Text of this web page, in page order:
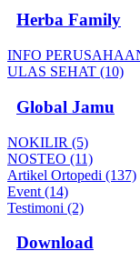
Herba Family
INFO
ULAS SEHAT (10)
Global Jamu
NOKILIR (5)
NOSTEO (11)
Artikel Ortopedi (137)
Event (14)
Testimoni (2)
Download